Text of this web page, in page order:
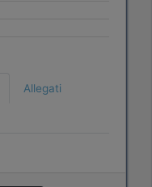
Allegati